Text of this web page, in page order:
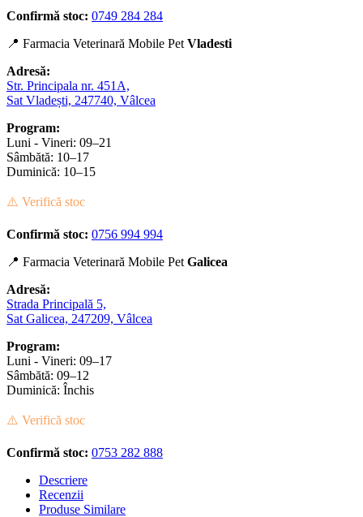
Confirmă stoc: 0749 284 284
📍 Farmacia Veterinară Mobile Pet Vladesti
Adresă:
Str. Principala nr. 451A,
Sat Vladești, 247740, Vâlcea
Program:
Luni - Vineri: 09–21
Sâmbătă: 10–17
Duminică: 10–15
⚠️ Verifică stoc
Confirmă stoc: 0756 994 994
📍 Farmacia Veterinară Mobile Pet Galicea
Adresă:
Strada Principală 5,
Sat Galicea, 247209, Vâlcea
Program:
Luni - Vineri: 09–17
Sâmbătă: 09–12
Duminică: Închis
⚠️ Verifică stoc
Confirmă stoc: 0753 282 888
Descriere
Recenzii
Produse Similare